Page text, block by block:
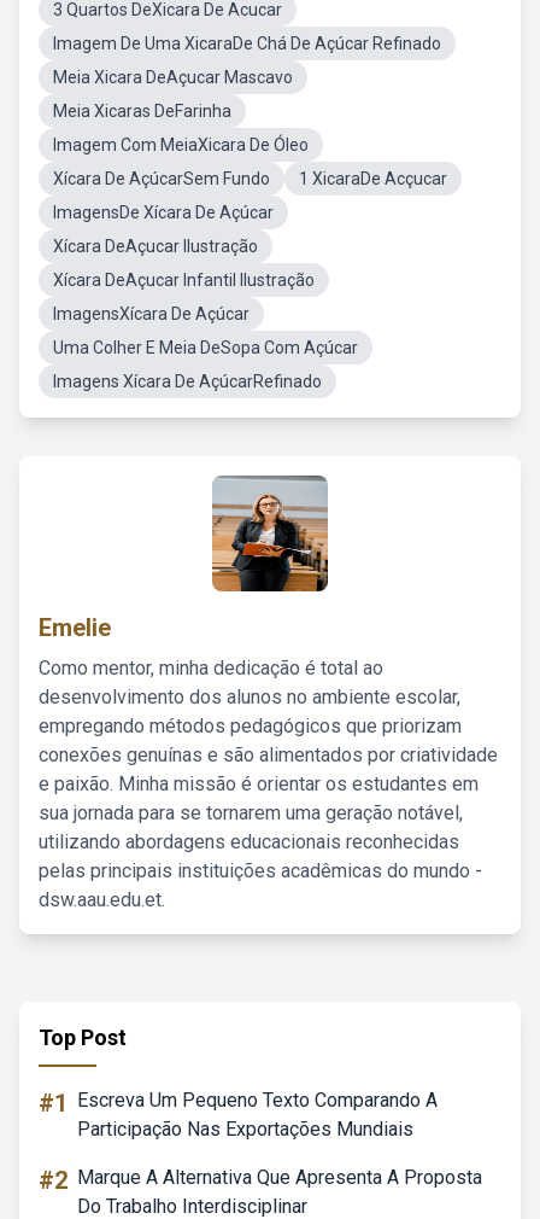
3 Quartos DeXicara De Acucar
Imagem De Uma XicaraDe Chá De Açúcar Refinado
Meia Xicara DeAçucar Mascavo
Meia Xicaras DeFarinha
Imagem Com MeiaXicara De Óleo
Xícara De AçúcarSem Fundo
1 XicaraDe Acçucar
ImagensDe Xícara De Açúcar
Xícara DeAçucar Ilustração
Xícara DeAçucar Infantil Ilustração
ImagensXícara De Açúcar
Uma Colher E Meia DeSopa Com Açúcar
Imagens Xícara De AçúcarRefinado
Emelie
Como mentor, minha dedicação é total ao
desenvolvimento dos alunos no ambiente escolar,
empregando métodos pedagógicos que priorizam
conexões genuínas e são alimentados por criatividade
e paixão. Minha missão é orientar os estudantes em
sua jornada para se tornarem uma geração notável,
utilizando abordagens educacionais reconhecidas
pelas principais instituições acadêmicas do mundo -
dsw.aau.edu.et.
Top Post
#1
Escreva Um Pequeno Texto Comparando A
Participação Nas Exportações Mundiais
#2 Marque A Alternativa Que Apresenta A Proposta
Do Trabalho Interdisciplinar